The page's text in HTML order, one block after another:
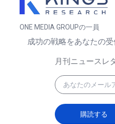
ONE MEDIA GROUPの一員
成功の戦略をあなたの
月刊ニュースレ
購読する